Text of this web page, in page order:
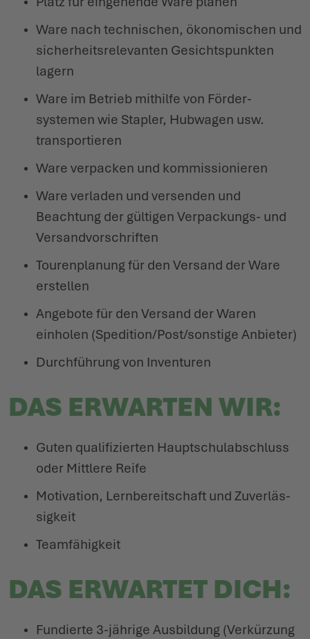
WINTERSCHUHE
LOWA PROFESSIONAL
WINTERSCHUHE
LOWA PROFESSIONAL
IT'S TIME TO TAME THE TERRAIN!
ZIEH LOS, ERLEBE MEHR!
CHALLENGE ACCEPTED – WENN DIE BERGE NACH DIR
RUFEN
EVENTS
PODCAST
PRESSE
KARRIERE
SCHÖFFEL-LOWA-STORES
Ware nach tech­nischen, ökono­mischen und
sicher­heits­re­le­vanten Gesichts­punkten
lagern
Ware im Betrieb mithilfe von Förder­
systemen wie Stapler, Hubwagen usw.
trans­por­tieren
Ware verpacken und kommis­sio­nieren
Ware verladen und versenden und
Beachtung der gültigen Verpa­ckungs- und
Versand­vor­schriften
Touren­planung für den Versand der Ware
erstellen
Angebote für den Versand der Waren
einholen (Spedition/Post/sonstige Anbieter)
Durch­führung von Inventuren
DAS ERWARTEN WIR:
Guten quali­fi­zierten Haupt­schul­ab­schluss
oder Mittlere Reife
Moti­vation, Lern­be­reit­schaft und Zuver­läs­
sigkeit
Team­fä­higkeit
DAS ERWARTET DICH:
Fundierte 3-jährige Ausbildung (Verkürzung